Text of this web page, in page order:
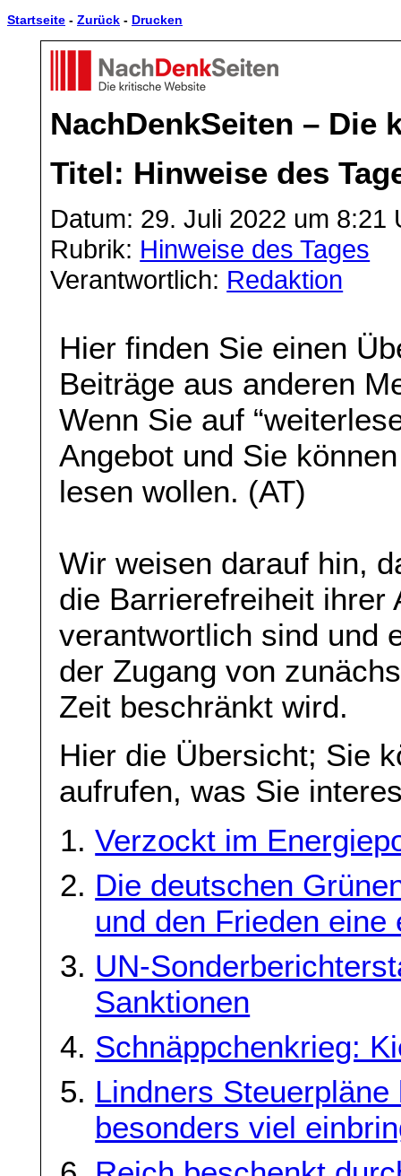
Startseite - Zurück - Drucken
NachDenkSeiten – Die
Titel: Hinweise des
Datum: 29. Juli 2022 um 8:21
Rubrik: Hinweise des Tages
Verantwortlich: Redaktion
Hier finden Sie einen
Beiträge aus anderen
Wenn Sie auf
Angebot und Sie
lesen wollen. (AT)
Wir weisen darauf hin,
die Barrierefreiheit ihrer
verantwortlich sind und
der Zugang von
Zeit beschränkt wird.
Hier die Übersicht; Sie
aufrufen, was Sie
Verzockt im
Die deutschen
und den Frieden
UN-
Sanktionen
Schnäppchenkrieg:
Lindners
besonders viel